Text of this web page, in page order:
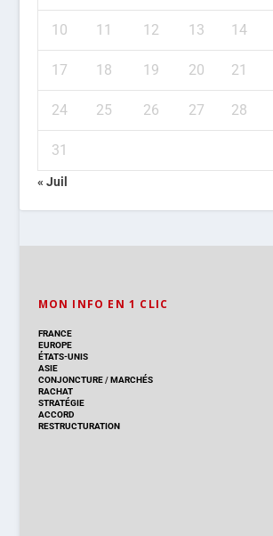
10 11 12 13 14
17 18 19 20 21
24 25 26 27 28
31
« Juil
MON INFO EN 1 CLIC
FRANCE
EUROPE
ÉTATS-UNIS
ASIE
CONJONCTURE/ MARCHÉS
RACHAT
STRATÉGIE
ACCORD
RESTRUCTURATION